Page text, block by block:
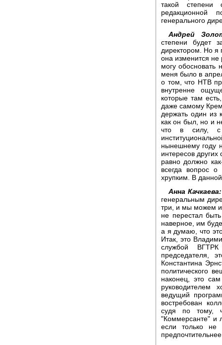
такой
редакционной
генерального
Андрей
степени будет
директором. Но я
она изменится
могу
меня было в
о том, что НТВ
внутренне
которые там
даже самому
держать один из
как он был, но и
что в силу, с
нынешнему году
интересов
равно должно
всегда вопрос
хрупким. В
Анна Качкаева:
генеральным
три, и мы можем
не перестал
наверное, им
а я думаю, что
Итак, это
службой
председателя,
Константина
политического
наконец, это
руководителем
ведущий
востребован
судя по тому,
"Коммерсанте" и
если только не